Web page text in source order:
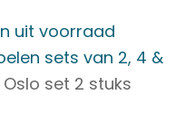
uit voorraad
sets van 2, 4 &
set 2 stuks